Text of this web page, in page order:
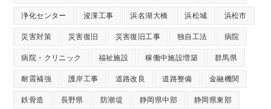
浄化センター 浚渫工事 浜名湖大橋 浜松城 浜松市
災害対策 災害復旧 災害復旧工事 独自工法 病院
病院・クリニック 福祉施設 稼働中施設増築 群馬県
耐震補強 護岸工事 道路改良 道路整備 金融機関
鉄骨造 長野県 防潮堤 静岡県中部 静岡県東部